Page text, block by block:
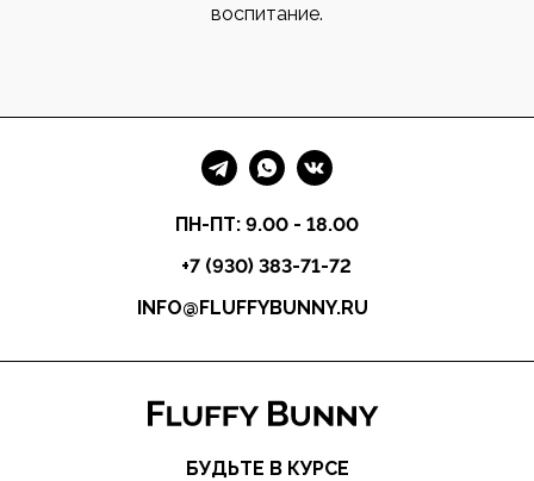
воспитание.
+7 (930) 383-71-72
INFO@FLUFFYBUNNY.RU
ПН-ПТ: 9.00 - 18.00
БУДЬТЕ В КУРСЕ